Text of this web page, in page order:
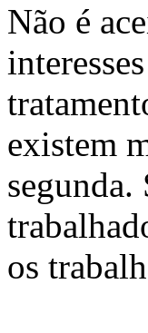
Não é
existem
os